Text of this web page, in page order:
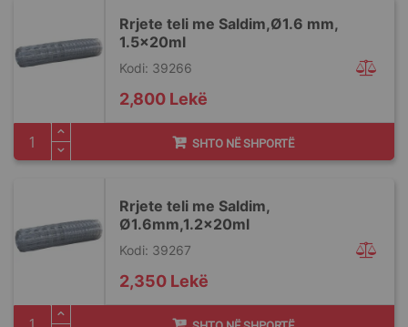
Rrjete teli me Saldim,Ø1.6 mm,
1.5x20ml
Kodi: 39266
2,800 Lekë
SHTO NË SHPORTË
Rrjete teli me Saldim,
Ø1.6mm,1.2x20ml
Kodi: 39267
2,350 Lekë